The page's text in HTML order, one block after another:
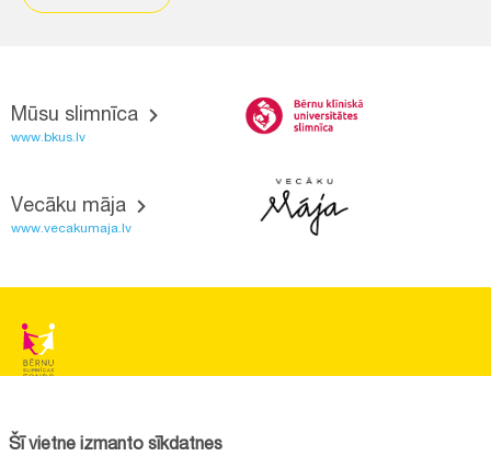
Mūsu slimnīca
www.bkus.lv
Vecāku māja
www.vecakumaja.lv
Reģistrācijas nr.:40008057120
Šī vietne izmanto sīkdatnes